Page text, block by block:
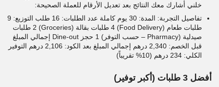
خلني أشارك معك النتائج بعد تعديل الأرقام للعملة الصحيحة:
تفاصيل التجربة: المدة: 30 يوم كاملة عدد الطلبات: 16 طلب التوزيع: 9
طلبات طعام (Food Delivery) 4 طلبات بقالة (Groceries) 2 طلبات
صيدلية (Pharmacy – حسب التوفر) 1 حجز Dine-out إجمالي المبلغ
قبل الخصم: 2,340 درهم إجمالي المبلغ بعد الكود: 2,106 درهم التوفير
الكلي: 234 درهم (10% تقريباً)
أفضل 3 طلبات (أكبر توفير)